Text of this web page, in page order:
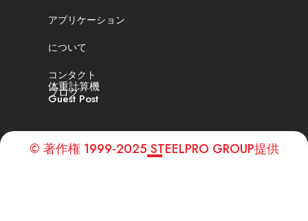
アプリケーション
について
コンタクト
体重計算機
ブログ
Guest Post
© 著作権 1999-2025 STEELPRO GROUP提供